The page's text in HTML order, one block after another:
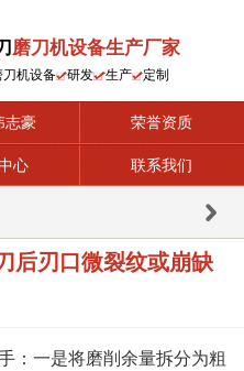
磨刀机设备生产厂家
刀机设备 研发 生产 定制
志豪 荣誉资质
心 联系我们
后刃口微裂纹或崩缺
：一是将磨削余量拆分为粗